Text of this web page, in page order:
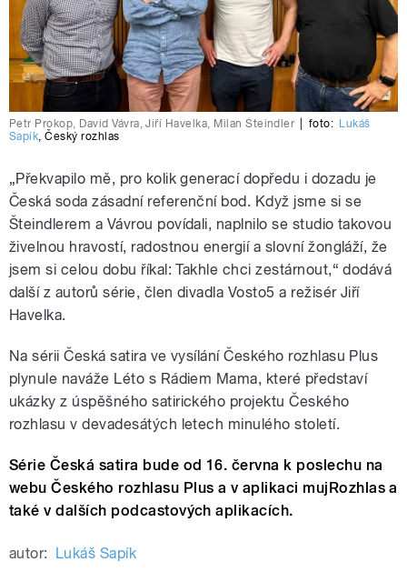
Petr Prokop, David Vávra, Jiří Havelka, Milan Šteindler foto: Lukáš
Sapík,Český rozhlas
„Překvapilo mě, pro kolik generací dopředu i dozadu je
Česká soda zásadní referenční bod. Když jsme si se
Šteindlerem a Vávrou povídali, naplnilo se studio takovou
živelnou hravostí, radostnou energií a slovní žongláží, že
jsem si celou dobu říkal: Takhle chci zestárnout,“ dodává
další z autorů série, člen divadla Vosto5 a režisér Jiří
Havelka.
Na sérii Česká satira ve vysílání Českého rozhlasu Plus
plynule naváže Léto s Rádiem Mama, které představí
ukázky z úspěšného satirického projektu Českého
rozhlasu v devadesátých letech minulého století.
Série Česká satira bude od 16. června k poslechu na
webu Českého rozhlasu Plus a v aplikaci mujRozhlas a
také v dalších podcastových aplikacích.
autor: Lukáš Sapík